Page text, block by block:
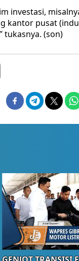
investasi,
kantor pusat
tukasnya. (son)